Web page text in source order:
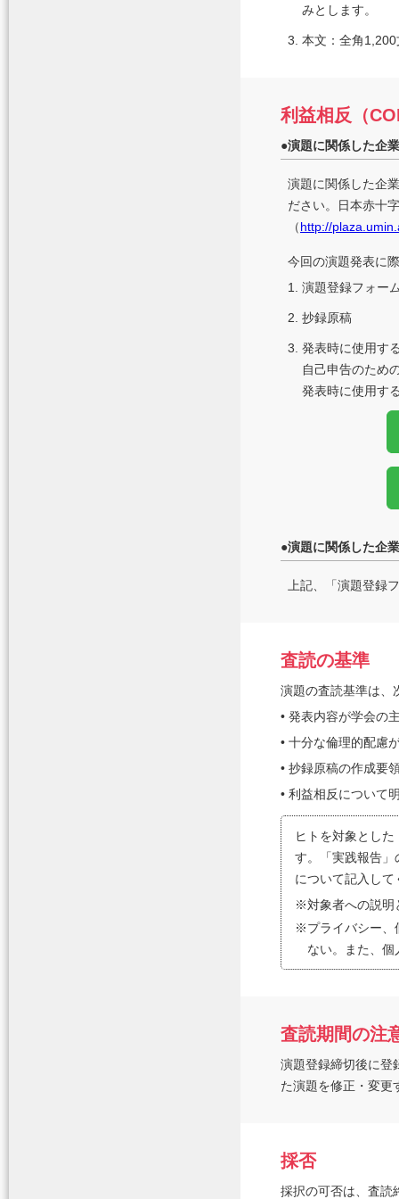
みとします。
3. 本文：全角
利益相反（
●演題に関係した企
演題に関係した企
ださい。日本赤十
（http://
今回の演題発表に
1. 演題登録フォー
2. 抄録原稿
3. 発表時に使用す
自己申告のため
発表時に使用す
●演題に関係した企
上記、「演題登録
査読の基準
演題の査読基準は、
• 発表内容が学会の
• 十分な倫理的配慮
• 抄録原稿の作成要
• 利益相反について
ヒトを対象とし
す。「実践報告」
について記入して
※対象者への説明
※プライバシー
ない。また、
査読期間の注
演題登録締切後に登
た演題を修正・変更
採否
採択の可否は、査読